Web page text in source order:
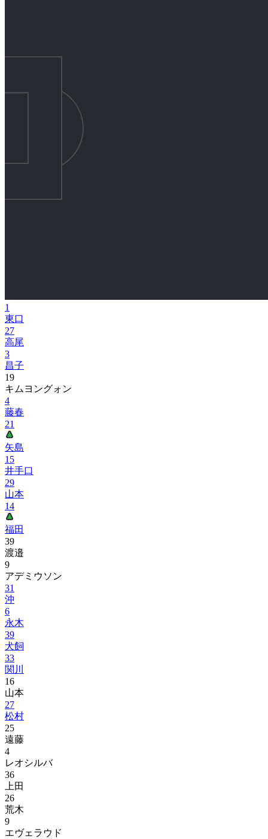
1
東口
27
高尾
3
昌子
19
キムヨングォン
4
藤春
21
矢島
15
井手口
29
山本
14
福田
39
渡邉
9
アデミウソン
31
沖
6
永木
39
犬飼
33
関川
16
山本
27
松村
25
遠藤
4
レオシルバ
36
上田
26
荒木
9
エヴェラウド